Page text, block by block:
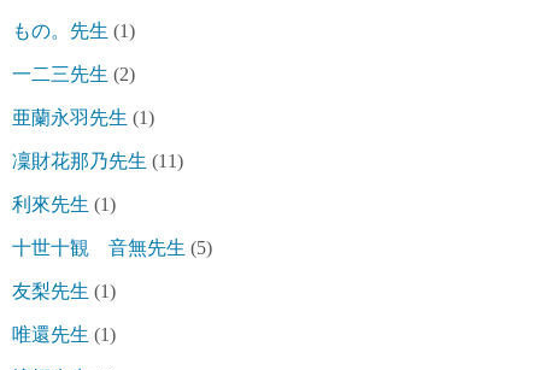
もの。先生 (1)
一二三先生 (2)
亜蘭永羽先生 (1)
凜財花那乃先生 (11)
利來先生 (1)
十世十観 音無先生 (5)
友梨先生 (1)
唯還先生 (1)